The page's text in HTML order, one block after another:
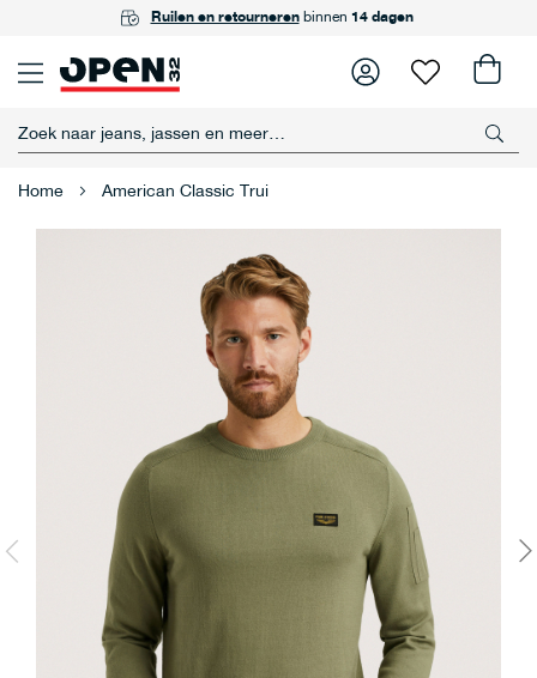
GRATIS ophalen in één van onze winkels
Ruilen en retourneren binnen 14 dagen
Achteraf betalen met Riverty
Home American Classic Trui